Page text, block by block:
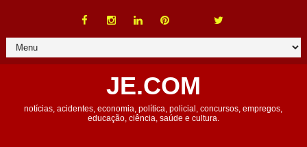
JE.COM
notícias, acidentes, economia, política, policial, concursos, empregos,
educação, ciência, saúde e cultura.